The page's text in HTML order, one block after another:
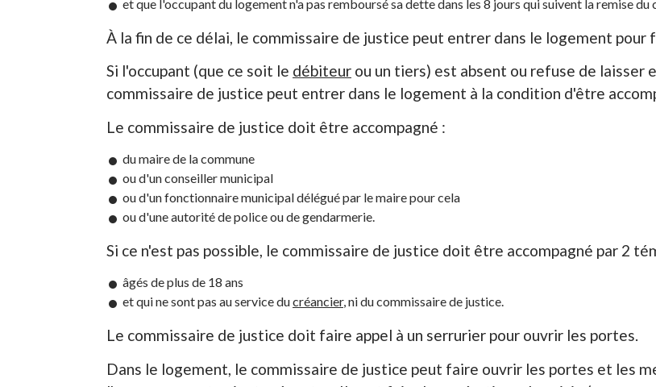
et que l'occupant du logement n'a pas remboursé sa dette dans les 8 jours qui suivent la remise
À la fin de ce délai, le commissaire de justice peut entrer dans le logement pour
Si l'occupant (que ce soit le débiteur ou un tiers) est absent ou refuse de laisser
commissaire de justice peut entrer dans le logement à la condition d'être
Le commissaire de justice doit être accompagné :
du maire de la commune
ou d'un conseiller municipal
ou d'un fonctionnaire municipal délégué par le maire pour cela
ou d'une autorité de police ou de gendarmerie.
Si ce n'est pas possible, le commissaire de justice doit être accompagné par 2
âgés de plus de 18 ans
et qui ne sont pas au service ducréancier, ni du commissaire de justice.
Le commissaire de justice doit faire appel à un serrurier pour ouvrir les portes.
Dans le logement, le commissaire de justice peut faire ouvrir les portes et les